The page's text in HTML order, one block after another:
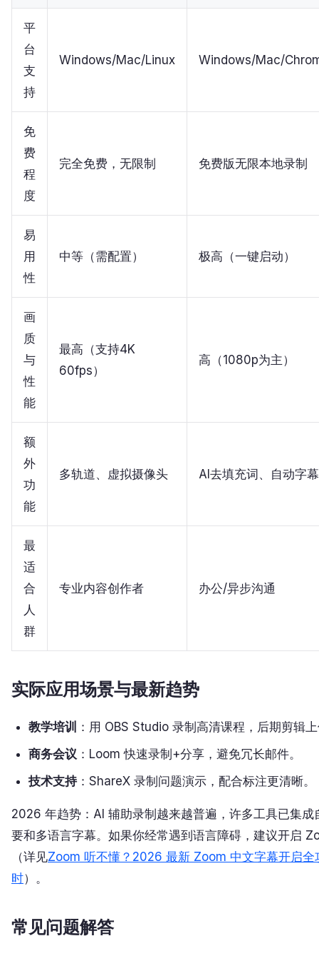
平
台
支
持
Windows/Mac/Linux Windows/Mac/
免
费
程
度
完全免费，无限制 免费版无限本地录制
易
用
性
中等（需配置） 极高（一键启动）
画
质
与
性
能
最高（支持4K
60fps）
高（1080p为主）
额
外
功
能
多轨道、虚拟摄像头 AI去填充词、自动字幕
最
适
合
人
群
专业内容创作者 办公/异步沟通
实际应用场景与最新趋势
教学培训 ：用 OBS Studio 录制高清课程，后期剪辑
商务会议 ：Loom 快速录制+分享，避免冗长邮件。
技术支持：ShareX 录制问题演示，配合标注更清晰。
2026 年趋势：AI 辅助录制越来越普遍，许多工具已集成
要和多语言字幕。如果你经常遇到语言障碍，建议开启
（详见Zoom 听不懂？2026 最新 Zoom 中文字幕开启全
时）。
常见问题解答